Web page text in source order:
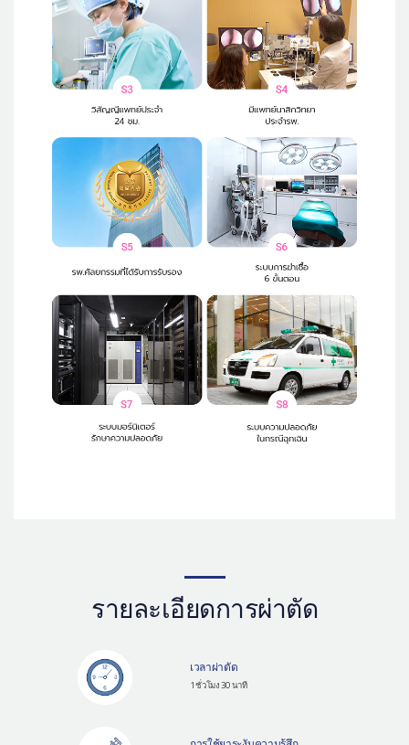
รายละเอียดการผ่าตัด
เวลาผ่าตัด
1 ชั่วโมง 30 นาที